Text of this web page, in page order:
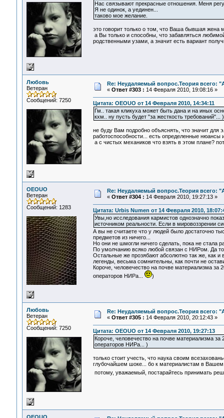
Нас связывают прекрасные отношения. Меня
Я не одинок, а уединен...
таково мое желание.
это говорит только о том, что Ваша бывшая жена
а Вы только и способны, что забавляться
родственными узами, а значит есть вариант
Любовь
Ветеран
Сообщений: 7250
Re: Неудаляемый вопрос.Теория всего:
« Ответ #303 : 14 Февраля 2010, 19:08:16 »
Цитата: OEOUO от 14 Февраля 2010, 14:34:11
Гм.. такая кликуха может быть дана и на иных
кхм.. ну пусть будет "за жесткость требований"...
не буду Вам подробно объяснять, что значит для
работоспособности... есть определенные
а с чистых механиков что взять в этом плане?
OEOUO
Ветеран
Сообщений: 1283
Re: Неудаляемый вопрос.Теория всего:
« Ответ #304 : 14 Февраля 2010, 19:27:13 »
Цитата: Urbis Numen от 14 Февраля 2010,
Увы,но исследования кармистов однозначно
источником реальности. Если в мировоззрении
А вы не считаете что у людей было достаточно
предметов из ничего...
Но они не шмогли ничего сделать, пока не стала
По умолчанию всяко любой связан с НИРом. Да
Остальные же прозябают абсолютно так же, как
легенды, весьма сомнительны, как почти не
Короче, человечество на почве материализма за
операторов НИРа...
)
Любовь
Ветеран
Сообщений: 7250
Re: Неудаляемый вопрос.Теория всего:
« Ответ #305 : 14 Февраля 2010, 20:12:43 »
Цитата: OEOUO от 14 Февраля 2010, 19:27:13
Короче, человечество на почве материализма
операторов НИРа... )
только стоит учесть, что наука своим
глубочайшем шоке... бо к материалистам в Вашем
потому, уважаемый, постарайтесь принимать